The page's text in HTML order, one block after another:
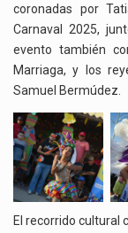
coronadas por
Carnaval 2025,
evento también
Marriaga, y los
Samuel Bermúdez.
El recorrido cultural